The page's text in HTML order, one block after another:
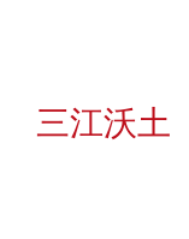
互助